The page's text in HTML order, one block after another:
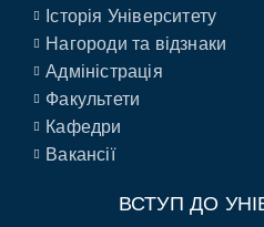
Історія Університету
Нагороди та відзнаки
Адміністрація
Факультети
Кафедри
Вакансії
ВСТУП ДО